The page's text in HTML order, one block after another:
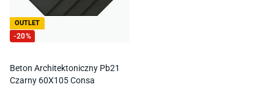
OUTLET
-20%
Beton Architektoniczny Pb21
Czarny 60X105 Consa